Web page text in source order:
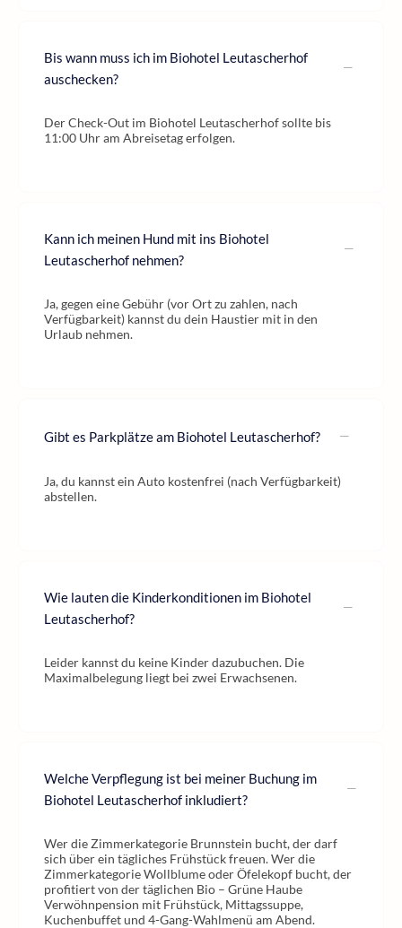
Bis wann muss ich im Biohotel Leutascherhof
auschecken?
Der Check-Out im Biohotel Leutascherhof sollte bis
11:00 Uhr am Abreisetag erfolgen.
Kann ich meinen Hund mit ins Biohotel
Leutascherhof nehmen?
Ja, gegen eine Gebühr (vor Ort zu zahlen, nach
Verfügbarkeit) kannst du dein Haustier mit in den
Urlaub nehmen.
Gibt es Parkplätze am Biohotel Leutascherhof?
Ja, du kannst ein Auto kostenfrei (nach Verfügbarkeit)
abstellen.
Wie lauten die Kinderkonditionen im Biohotel
Leutascherhof?
Leider kannst du keine Kinder dazubuchen. Die
Maximalbelegung liegt bei zwei Erwachsenen.
Welche Verpflegung ist bei meiner Buchung im
Biohotel Leutascherhof inkludiert?
Wer die Zimmerkategorie Brunnstein bucht, der darf
sich über ein tägliches Frühstück freuen. Wer die
Zimmerkategorie Wollblume oder Öfelekopf bucht, der
profitiert von der täglichen Bio – Grüne Haube
Verwöhnpension mit Frühstück, Mittagssuppe,
Kuchenbuffet und 4-Gang-Wahlmenü am Abend.